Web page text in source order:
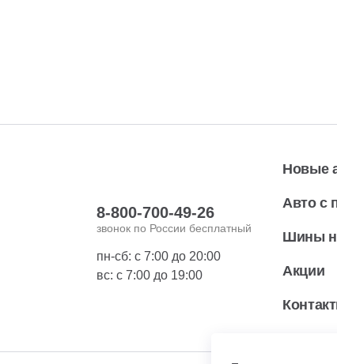
8-800-700-49-26
звонок по России бесплатный
пн-сб: с 7:00 до 20:00
вс: с 7:00 до 19:00
Новые
Авто с
Шины
Акции